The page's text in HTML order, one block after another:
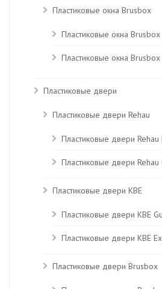
Пластиковые окна Brusbox
Пластиковые окна
Пластиковые окна
Пластиковые двери
Пластиковые двери Rehau
Пластиковые двери Rehau
Пластиковые двери Rehau
Пластиковые двери KBE
Пластиковые двери КВЕ
Пластиковые двери КВЕ
Пластиковые двери Brusbox